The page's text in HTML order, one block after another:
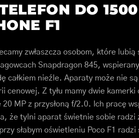
DO
F1
zwłaszcza osobom, które
Snapdragon 845,
całkiem nieźle. Aparaty może nie
cenowej. Z tyłu mamy dwie
20 MP z przysłoną f/2.0. Ich pracę
że tylni aparat świetnie sobie
słabym oświetleniu Poco F1